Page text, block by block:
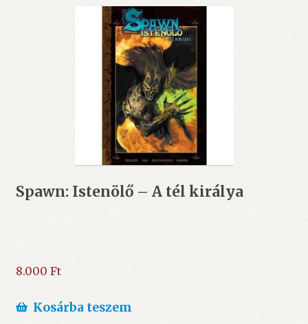
Spawn: Istenölő – A tél királya
8.000 Ft
Kosárba teszem